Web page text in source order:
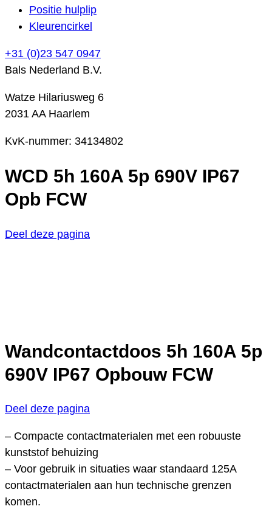
Positie hulplip
Kleurencirkel
+31 (0)23 547 0947
Bals Nederland B.V.
Watze Hilariusweg 6
2031 AA Haarlem
KvK-nummer: 34134802
WCD 5h 160A 5p 690V IP67
Opb FCW
Deel deze pagina
Wandcontactdoos 5h 160A 5p
690V IP67 Opbouw FCW
Deel deze pagina
– Compacte contactmaterialen met een robuuste
kunststof behuizing
– Voor gebruik in situaties waar standaard 125A
contactmaterialen aan hun technische grenzen
komen.